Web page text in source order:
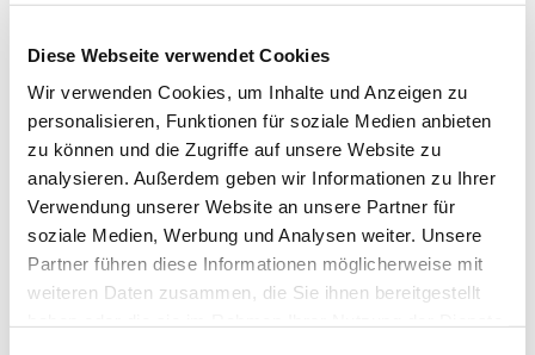
Diese Webseite verwendet Cookies
Wir verwenden Cookies, um Inhalte und Anzeigen zu
personalisieren, Funktionen für soziale Medien anbieten
zu können und die Zugriffe auf unsere Website zu
analysieren. Außerdem geben wir Informationen zu Ihrer
Verwendung unserer Website an unsere Partner für
soziale Medien, Werbung und Analysen weiter. Unsere
Partner führen diese Informationen möglicherweise mit
weiteren Daten zusammen, die Sie ihnen bereitgestellt
Praxisgründung für
Therapeuten
Vorrätig
199,00€
Schüssler-Salze für
Pferde
Vormerken
300,00€